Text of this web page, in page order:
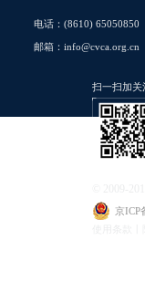
电话：(8610) 65050850
邮箱：info@cvca.org.cn
扫一扫加关
京ICP